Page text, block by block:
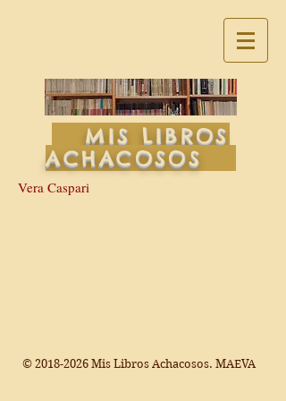
MIS LIBROS
ACHACOSOS
Vera Caspari
© 2018-2026 Mis Libros Achacosos. MAEVA